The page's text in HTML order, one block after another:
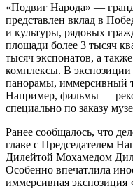
«Подвиг Народа» —
представлен вклад в
и культуры, рядовых
площади более 3 тысяч
тысяч экспонатов, а
комплексы. В
панорамы, иммерсивный
Например, фильмы —
специально по заказу
Ранее сообщалось, что
главе с Председателем
Дилейтой Мохамедом
Особенно впечатлила
иммерсивная экспозиция